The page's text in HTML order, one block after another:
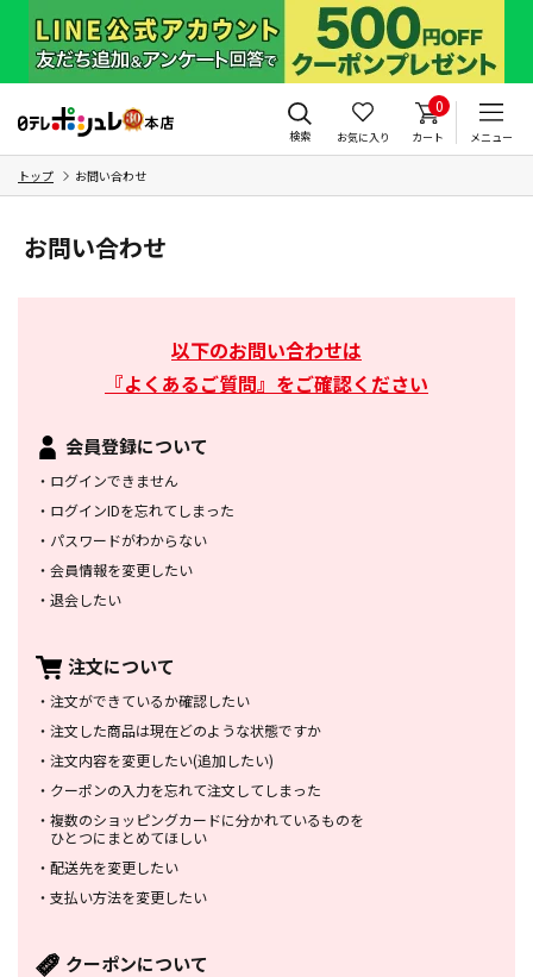
検索 お気に入り
0
カート メニュー
トップ お問い合わせ
お問い合わせ
以下のお問い合わせは
『よくあるご質問』をご確認ください
会員登録について
・ ログインできません
・ ログインIDを忘れてしまった
・ パスワードがわからない
・ 会員情報を変更したい
・ 退会したい
注文について
・ 注文ができているか確認したい
・ 注文した商品は現在どのような状態ですか
・ 注文内容を変更したい(追加したい)
・ クーポンの入力を忘れて注文してしまった
・ 複数のショッピングカードに分かれているものを
ひとつにまとめてほしい
・ 配送先を変更したい
・ 支払い方法を変更したい
クーポンについて